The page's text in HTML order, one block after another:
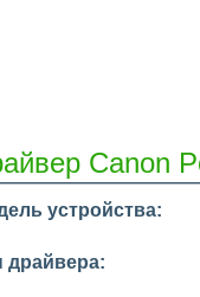
Canon
устройства:
драйвера: